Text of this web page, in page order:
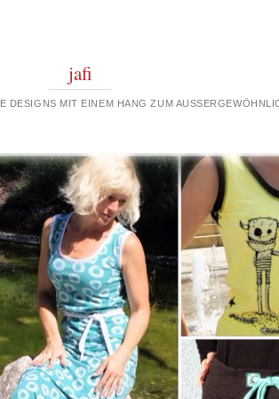
jafi
DESIGNS MIT EINEM HANG ZUM